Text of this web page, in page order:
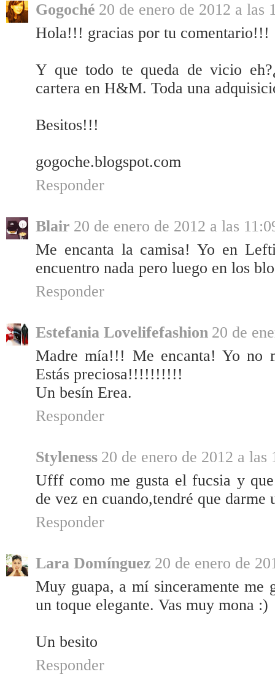
Gogoché 20 de enero de 2012 a las
Hola!!! gracias por tu comentario!!!
Y que todo te queda de vicio
cartera en H&M. Toda una
Besitos!!!
gogoche.blogspot.com
Responder
Blair 20 de enero de 2012 a las
Me encanta la camisa! Yo en
encuentro nada pero luego en los
Responder
Estefania Lovelifefashion 20 de
Madre mía!!! Me encanta! Yo no
Estás preciosa!!!!!!!!!!
Un besín Erea.
Responder
Styleness 20 de enero de 2012 a las
Ufff como me gusta el fucsia y
de vez en cuando,tendré que
Responder
Lara Domínguez 20 de enero de
Muy guapa, a mí sinceramente me
un toque elegante. Vas muy mona :)
Un besito
Responder